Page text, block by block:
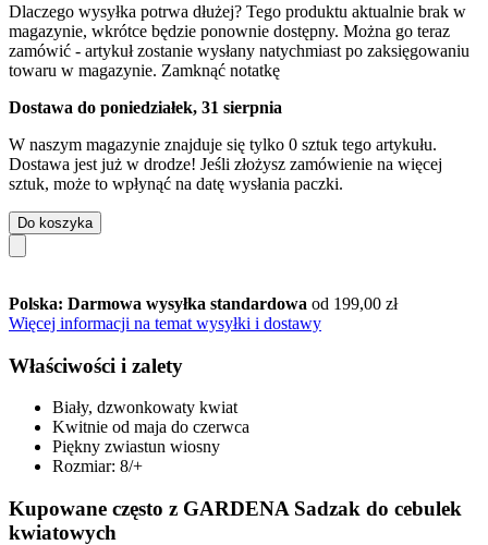
Dlaczego wysyłka potrwa dłużej? Tego produktu aktualnie brak w
magazynie, wkrótce będzie ponownie dostępny. Można go teraz
zamówić - artykuł zostanie wysłany natychmiast po zaksięgowaniu
towaru w magazynie. Zamknąć notatkę
Dostawa do poniedziałek, 31 sierpnia
W naszym magazynie znajduje się tylko 0 sztuk tego artykułu.
Dostawa jest już w drodze! Jeśli złożysz zamówienie na więcej
sztuk, może to wpłynąć na datę wysłania paczki.
Do koszyka
Polska: Darmowa wysyłka standardowa od 199,00 zł
Więcej informacji na temat wysyłki i dostawy
Właściwości i zalety
Biały, dzwonkowaty kwiat
Kwitnie od maja do czerwca
Piękny zwiastun wiosny
Rozmiar: 8/+
Kupowane często z GARDENA Sadzak do cebulek
kwiatowych